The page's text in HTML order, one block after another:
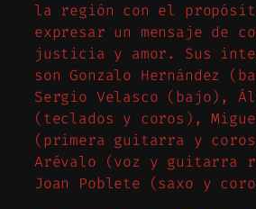
la región con el
expresar un mensaje de
justicia y amor. Sus
son Gonzalo Hernández
Sergio Velasco (bajo),
(teclados y coros),
(primera guitarra y
Arévalo (voz y guitarra
Joan Poblete (saxo y